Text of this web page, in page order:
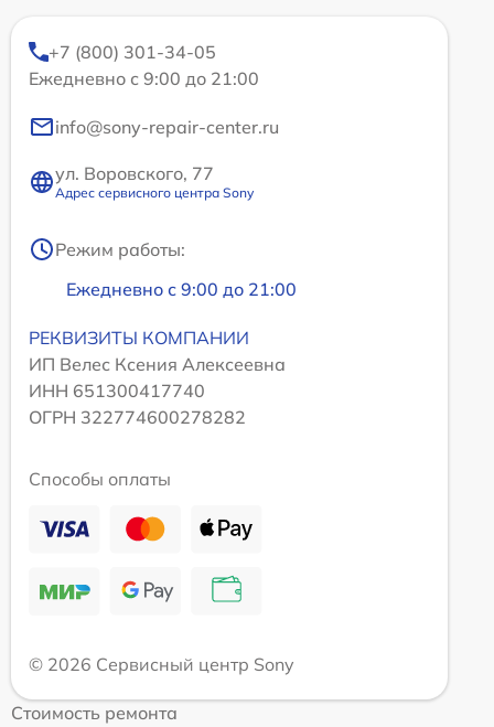
+7 (800) 301-34-05
Ежедневно с 9:00 до 21:00
info@sony-repair-center.ru
ул. Воровского, 77
Адрес сервисного центра Sony
Режим работы:
Ежедневно с 9:00 до 21:00
РЕКВИЗИТЫ КОМПАНИИ
ИП Велес Ксения Алексеевна
ИНН 651300417740
ОГРН 322774600278282
Способы оплаты
© 2026 Сервисный центр Sony
Стоимость ремонта